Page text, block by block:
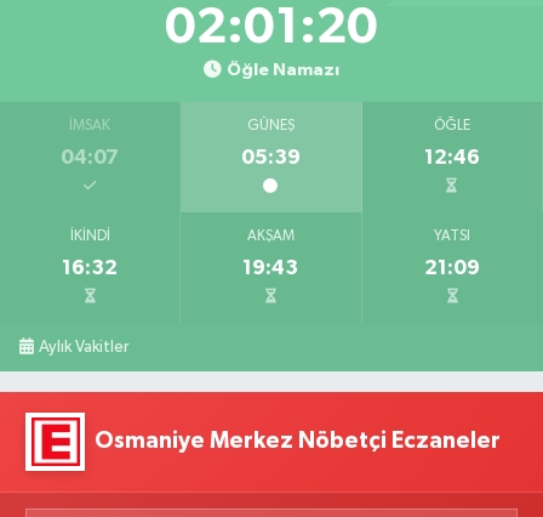
02:01:19
Öğle Namazı
İMSAK
04:07
GÜNEŞ
05:39
ÖĞLE
12:46
İKINDI
16:32
AKŞAM
19:43
YATSI
21:09
Aylık Vakitler
Osmaniye Merkez Nöbetçi Eczaneler